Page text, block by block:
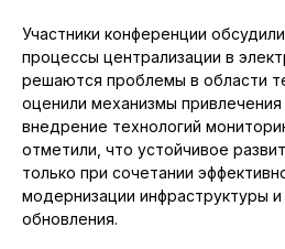
Участники конференции
процессы централизации в
решаются проблемы в области
оценили механизмы привлечения
внедрение технологий
отметили, что устойчивое
только при сочетании
модернизации инфраструктуры и
обновления.